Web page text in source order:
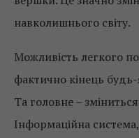
навколишнього світу.
Можливість легкого
фактично кінець
Та головне –
Інформаційна